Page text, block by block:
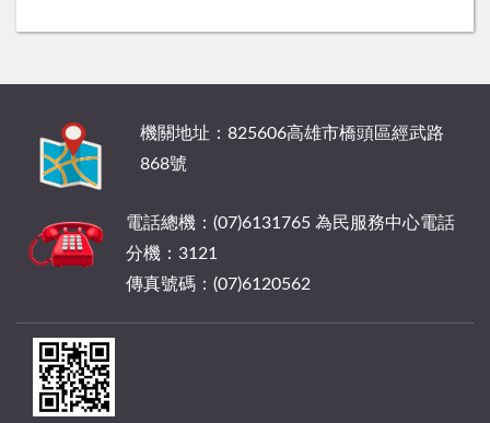
機關地址：825606高雄市橋頭區經武路
868號
電話總機：(07)6131765 為民服務中心電話
分機：3121
傳真號碼：(07)6120562